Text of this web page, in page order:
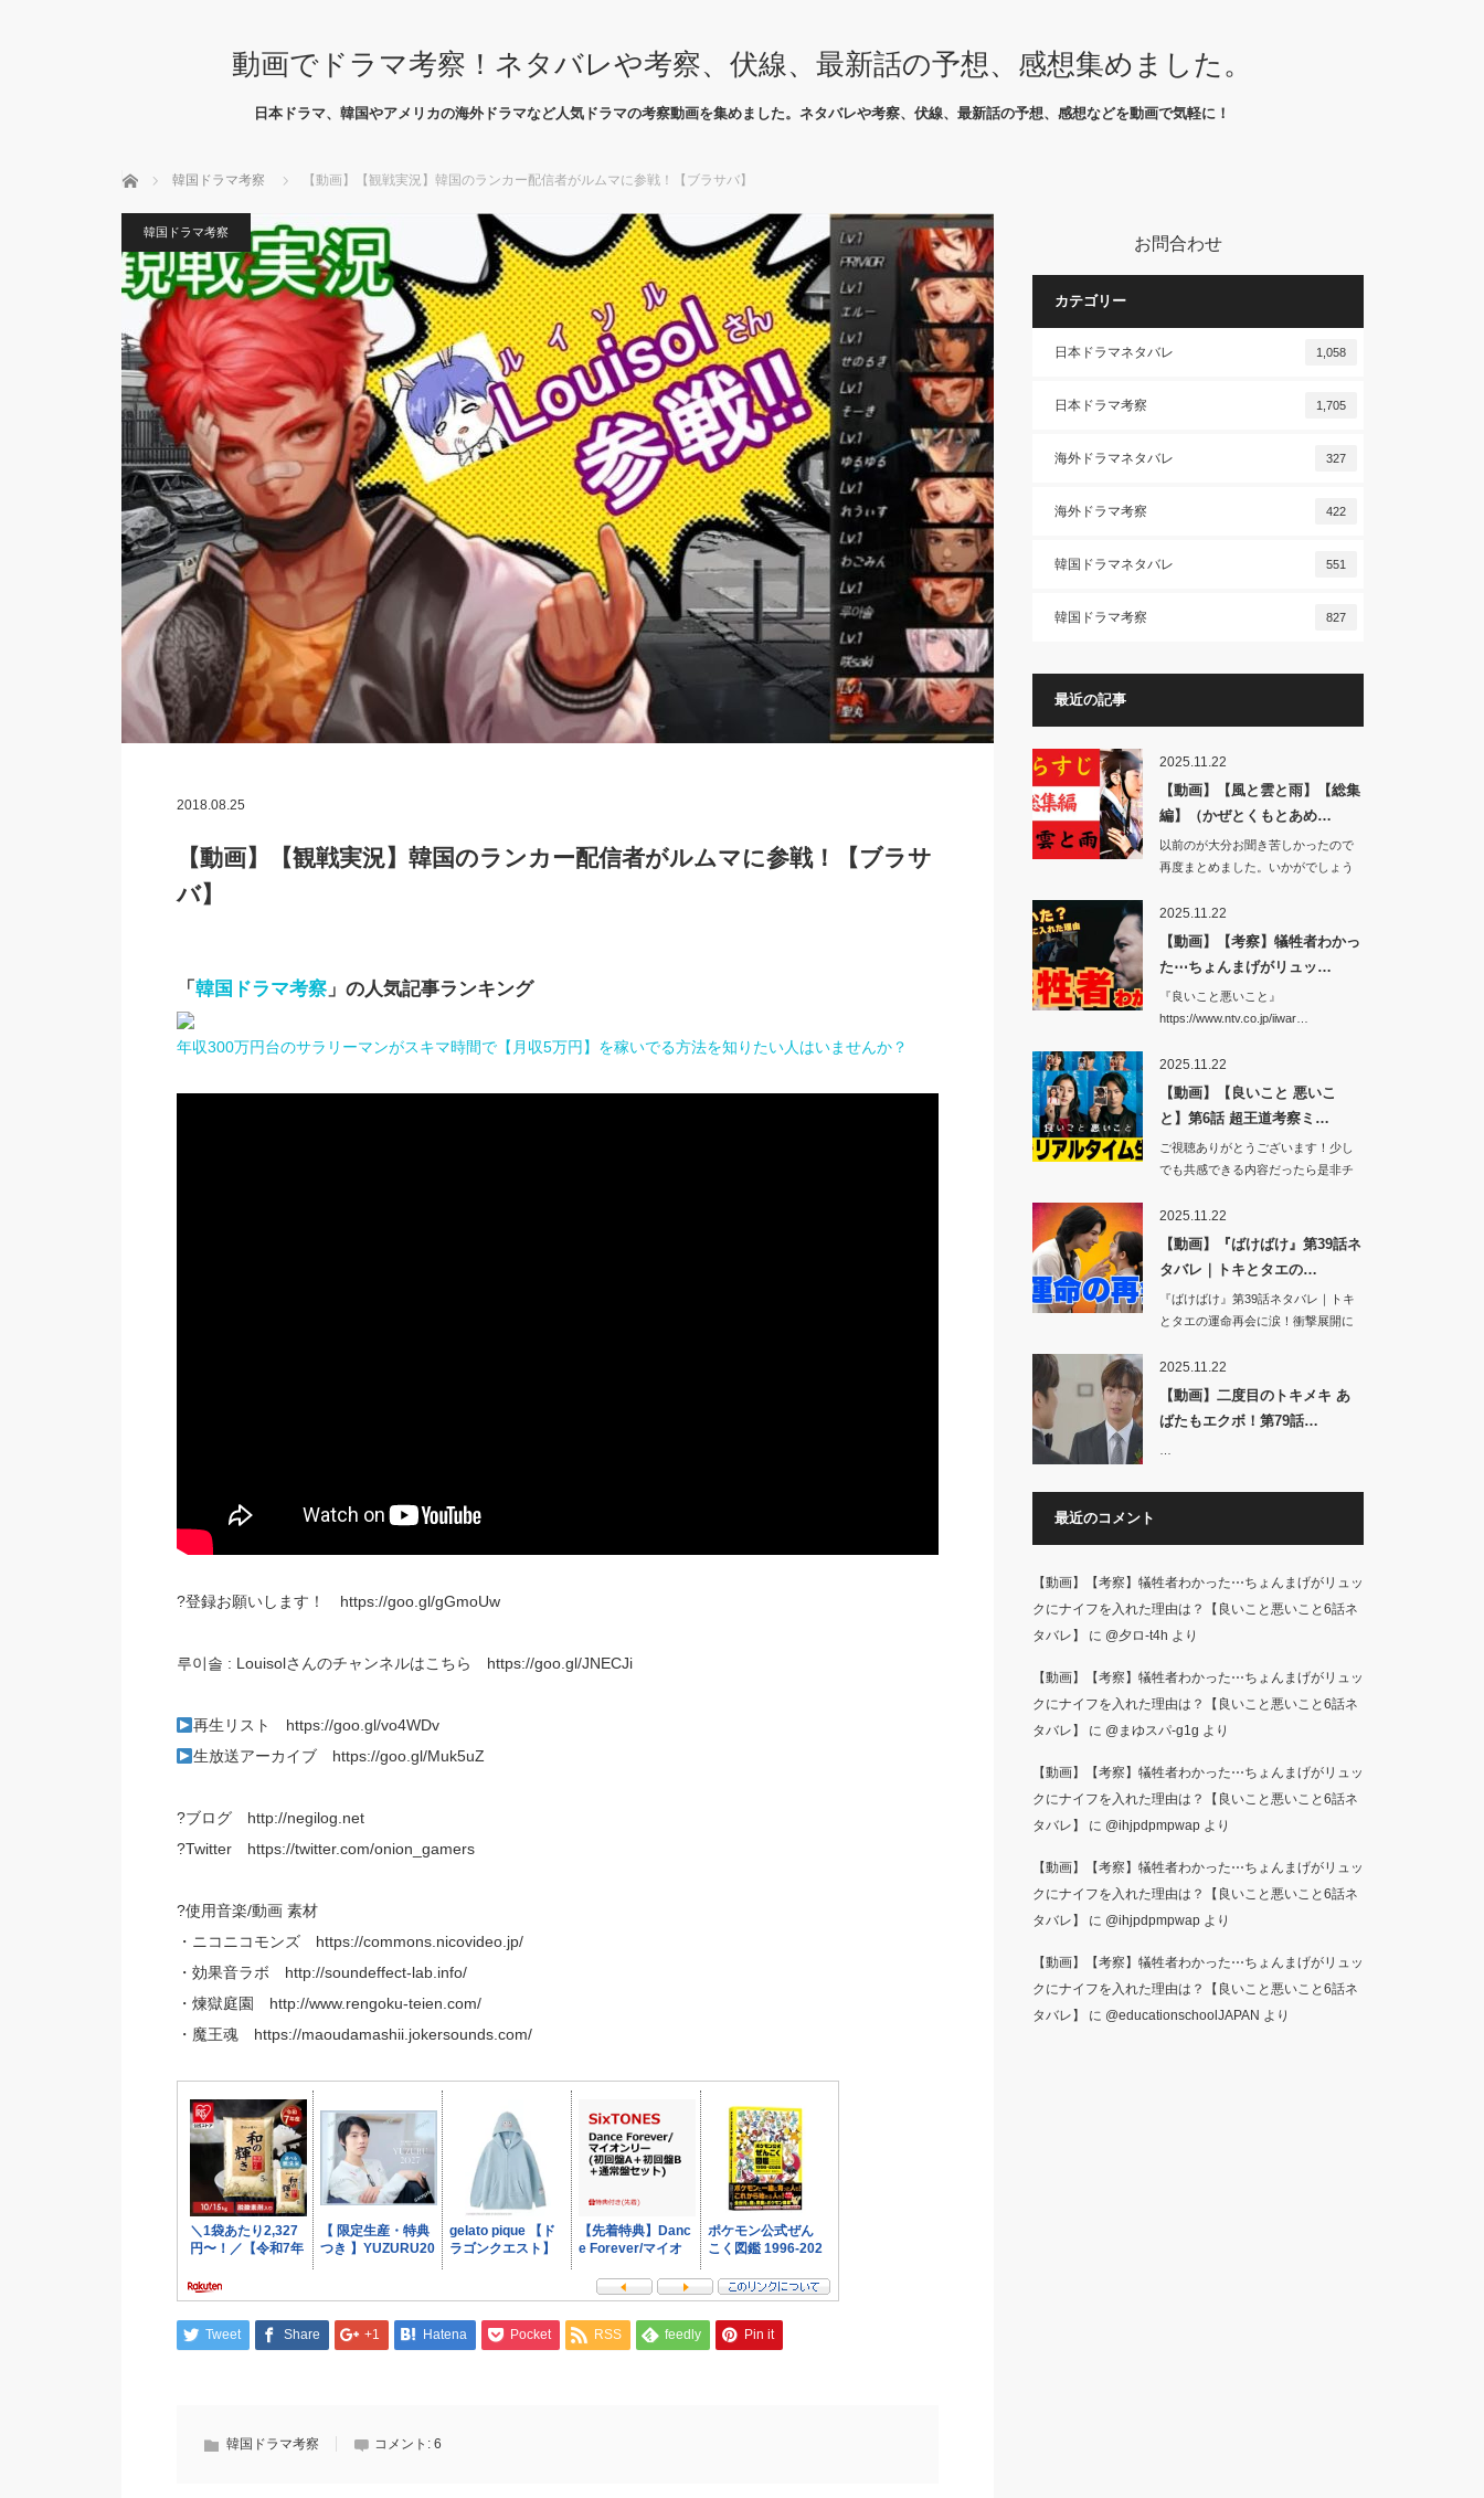
動画でドラマ考察！ネタバレや考察、伏線、最新話の予想、感想集めました。
日本ドラマ、韓国やアメリカの海外ドラマなど人気ドラマの考察動画を集めました。ネタバレや考察、伏線、最新話の予想、感想などを動画で気軽に！
ホーム 韓国ドラマ考察 【動画】【観戦実況】韓国のランカー配信者がルムマに参戦！【ブラサバ】
韓国ドラマ考察
2018.08.25
【動画】【観戦実況】韓国のランカー配信者がルムマに参戦！【ブラサ
バ】
「 韓国ドラマ考察」の人気記事ランキング
年収300万円台のサラリーマンがスキマ時間で【月収5万円】を稼いでる方法を知りたい人はいませんか？
?登録お願いします！ https://goo.gl/gGmoUw
루이솔 : Louisolさんのチャンネルはこちら https://goo.gl/JNECJi
再生リスト https://goo.gl/vo4WDv
生放送アーカイブ https://goo.gl/Muk5uZ
?ブログ http://negilog.net
?Twitter https://twitter.com/onion_gamers
?使用音楽/動画 素材
・ニコニコモンズ https://commons.nicovideo.jp/
・効果音ラボ http://soundeffect-lab.info/
・煉獄庭園 http://www.rengoku-teien.com/
・魔王魂 https://maoudamashii.jokersounds.com/
Tweet Share +1 Hatena Pocket RSS feedly Pin it
韓国ドラマ考察 コメント: 6
お問合わせ
カテゴリー
日本ドラマネタバレ 1,058
日本ドラマ考察 1,705
海外ドラマネタバレ 327
海外ドラマ考察 422
韓国ドラマネタバレ 551
韓国ドラマ考察 827
最近の記事
2025.11.22
【動画】【風と雲と雨】【総集
編】（かぜとくもとあめ…
以前のが大分お聞き苦しかったので
再度まとめました。いかがでしょう
2025.11.22
【動画】【考察】犠牲者わかっ
た⋯ちょんまげがリュッ…
『良いこと悪いこと』
https://www.ntv.co.jp/iiwar…
2025.11.22
【動画】【良いこと 悪いこ
と】第6話 超王道考察ミ…
ご視聴ありがとうございます！少し
でも共感できる内容だったら是非チ
2025.11.22
【動画】『ばけばけ』第39話ネ
タバレ｜トキとタエの…
『ばけばけ』第39話ネタバレ｜トキ
とタエの運命再会に涙！衝撃展開に
2025.11.22
【動画】二度目のトキメキ あ
ばたもエクボ！第79話…
最近のコメント
【動画】【考察】犠牲者わかった⋯ちょんまげがリュッ
クにナイフを入れた理由は？【良いこと悪いこと6話ネ
タバレ】
に @夕ロ-t4h より
【動画】【考察】犠牲者わかった⋯ちょんまげがリュッ
クにナイフを入れた理由は？【良いこと悪いこと6話ネ
タバレ】
に @まゆスパ-g1g より
【動画】【考察】犠牲者わかった⋯ちょんまげがリュッ
クにナイフを入れた理由は？【良いこと悪いこと6話ネ
タバレ】
に @ihjpdpmpwapより
【動画】【考察】犠牲者わかった⋯ちょんまげがリュッ
クにナイフを入れた理由は？【良いこと悪いこと6話ネ
タバレ】
に @ihjpdpmpwapより
【動画】【考察】犠牲者わかった⋯ちょんまげがリュッ
クにナイフを入れた理由は？【良いこと悪いこと6話ネ
タバレ】
に @educationschoolJAPAN より